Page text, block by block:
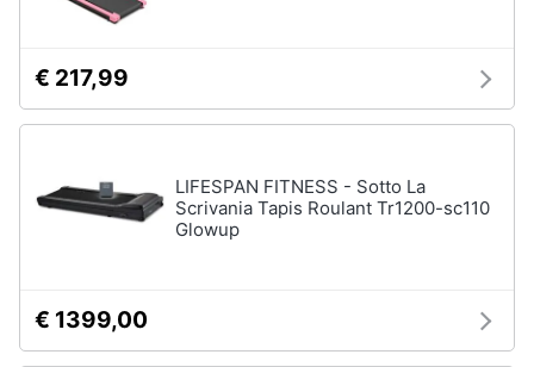
Festività
ricorrenze
Promozioni
Servizi
Magnesio
supremo
Barbecue
Borraccia
€ 217,99
LIFESPAN FITNESS - Sotto La
Scrivania Tapis Roulant Tr1200-sc110
Glowup
€ 1399,00